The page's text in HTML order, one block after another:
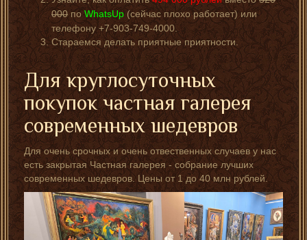
000поWhatsUp (сейчас плохо работает) или
телефону +7-903-749-4000.
Стараемся делать приятные приятности.
Для круглосуточных
покупок частная галерея
современных шедевров
Для очень срочных и очень отвественных случаев у нас
есть закрытая Частная галерея - собрание лучших
современных шедевров. Цены от 1 до 40 млн рублей.